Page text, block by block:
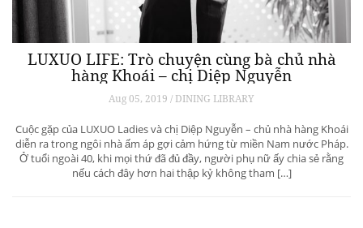
LUXUO LIFE: Trò chuyện cùng bà chủ nhà
hàng Khoái – chị Diệp Nguyễn
Aug 05, 2019 / DINING LIBRARY
Cuộc gặp của LUXUO Ladies và chị Diệp Nguyễn – chủ nhà hàng Khoái
diễn ra trong ngôi nhà ấm áp gợi cảm hứng từ miền Nam nước Pháp.
Ở tuổi ngoài 40, khi mọi thứ đã đủ đầy, người phụ nữ ấy chia sẻ rằng
nếu cách đây hơn hai thập kỷ không tham […]